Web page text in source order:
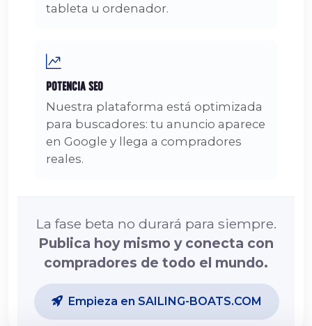
tableta u ordenador.
Potencia SEO
Nuestra plataforma está optimizada
para buscadores: tu anuncio aparece
en Google y llega a compradores
reales.
La fase beta no durará para siempre.
Publica hoy mismo y conecta con
compradores de todo el mundo.
Empieza en SAILING-BOATS.COM